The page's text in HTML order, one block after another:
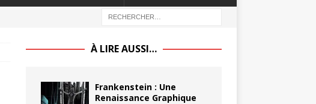
À LIRE AUSSI…
Frankenstein : Une
Renaissance Graphique